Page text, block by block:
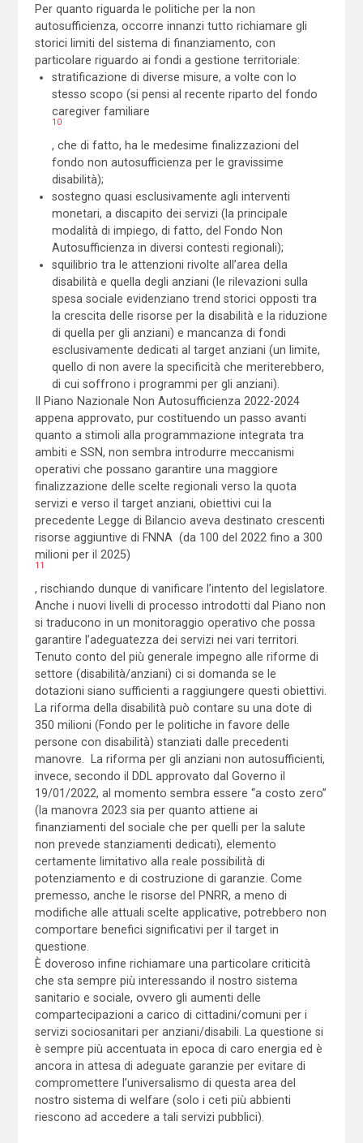
Per quanto riguarda le politiche per la non
autosufficienza, occorre innanzi tutto richiamare gli
storici limiti del sistema di finanziamento, con
particolare riguardo ai fondi a gestione territoriale:
stratificazione di diverse misure, a volte con lo
stesso scopo (si pensi al recente riparto del fondo
caregiver familiare
10
, che di fatto, ha le medesime finalizzazioni del
fondo non autosufficienza per le gravissime
disabilità);
sostegno quasi esclusivamente agli interventi
monetari, a discapito dei servizi (la principale
modalità di impiego, di fatto, del Fondo Non
Autosufficienza in diversi contesti regionali);
squilibrio tra le attenzioni rivolte all’area della
disabilità e quella degli anziani (le rilevazioni sulla
spesa sociale evidenziano trend storici opposti tra
la crescita delle risorse per la disabilità e la riduzione
di quella per gli anziani) e mancanza di fondi
esclusivamente dedicati al target anziani (un limite,
quello di non avere la specificità che meriterebbero,
di cui soffrono i programmi per gli anziani).
Il Piano Nazionale Non Autosufficienza 2022-2024
appena approvato, pur costituendo un passo avanti
quanto a stimoli alla programmazione integrata tra
ambiti e SSN, non sembra introdurre meccanismi
operativi che possano garantire una maggiore
finalizzazione delle scelte regionali verso la quota
servizi e verso il target anziani, obiettivi cui la
precedente Legge di Bilancio aveva destinato crescenti
risorse aggiuntive di FNNA (da 100 del 2022 fino a 300
milioni per il 2025)
11
, rischiando dunque di vanificare l’intento del legislatore.
Anche i nuovi livelli di processo introdotti dal Piano non
si traducono in un monitoraggio operativo che possa
garantire l’adeguatezza dei servizi nei vari territori.
Tenuto conto del più generale impegno alle riforme di
settore (disabilità/anziani) ci si domanda se le
dotazioni siano sufficienti a raggiungere questi obiettivi.
La riforma della disabilità può contare su una dote di
350 milioni (Fondo per le politiche in favore delle
persone con disabilità) stanziati dalle precedenti
manovre. La riforma per gli anziani non autosufficienti,
invece, secondo il DDL approvato dal Governo il
19/01/2022, al momento sembra essere “a costo zero”
(la manovra 2023 sia per quanto attiene ai
finanziamenti del sociale che per quelli per la salute
non prevede stanziamenti dedicati), elemento
certamente limitativo alla reale possibilità di
potenziamento e di costruzione di garanzie. Come
premesso, anche le risorse del PNRR, a meno di
modifiche alle attuali scelte applicative, potrebbero non
comportare benefici significativi per il target in
questione.
È doveroso infine richiamare una particolare criticità
che sta sempre più interessando il nostro sistema
sanitario e sociale, ovvero gli aumenti delle
compartecipazioni a carico di cittadini/comuni per i
servizi sociosanitari per anziani/disabili. La questione si
è sempre più accentuata in epoca di caro energia ed è
ancora in attesa di adeguate garanzie per evitare di
compromettere l’universalismo di questa area del
nostro sistema di welfare (solo i ceti più abbienti
riescono ad accedere a tali servizi pubblici).